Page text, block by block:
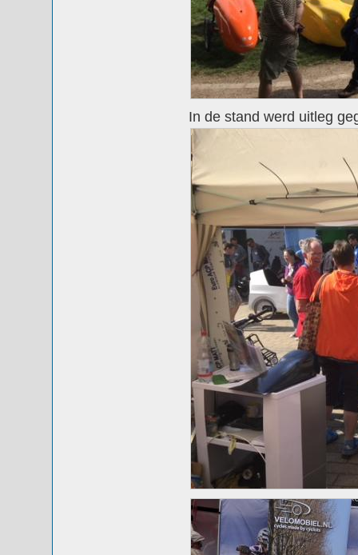
In de stand werd uitleg